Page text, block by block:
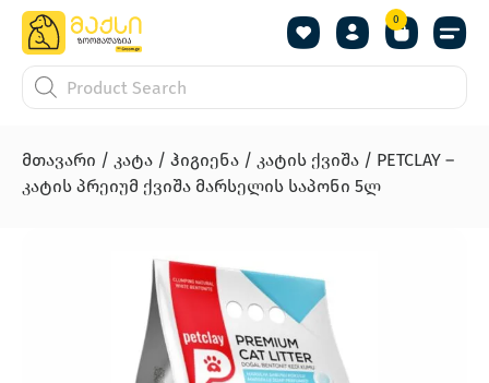
0
მთავარი / კატა / ჰიგიენა / კატის ქვიშა / PETCLAY –
კატის პრეიუმ ქვიშა მარსელის საპონი 5ლ